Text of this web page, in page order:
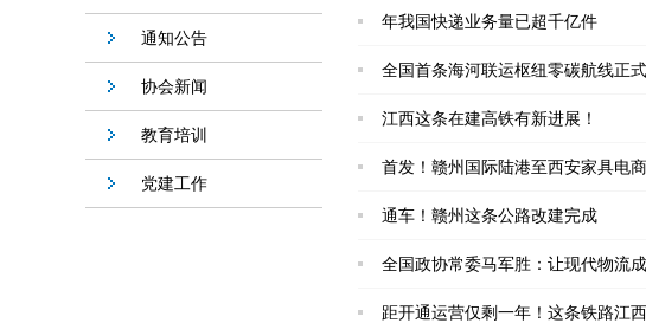
通知公告
协会新闻
教育培训
党建工作
年我国快递业务量已超千亿件
全国首条海河联运枢纽零碳航线正
江西这条在建高铁有新进展！
首发！赣州国际陆港至西安家具电
通车！赣州这条公路改建完成
全国政协常委马军胜：让现代物流
距开通运营仅剩一年！这条铁路江